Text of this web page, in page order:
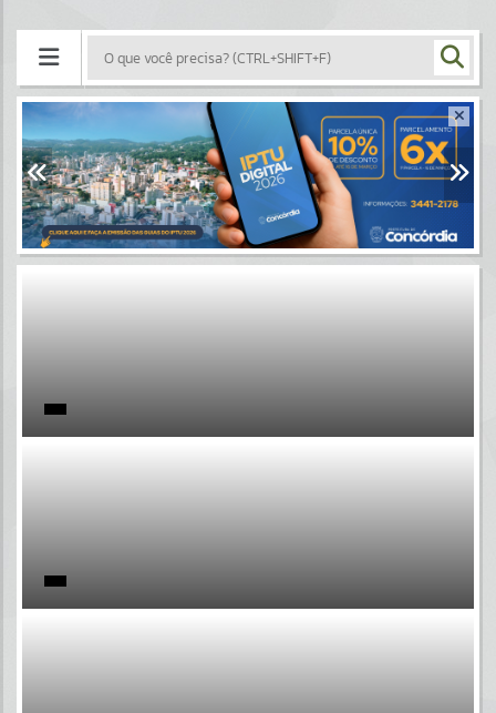
Portais
Por favor, aguarde...
Por favor, aguarde...